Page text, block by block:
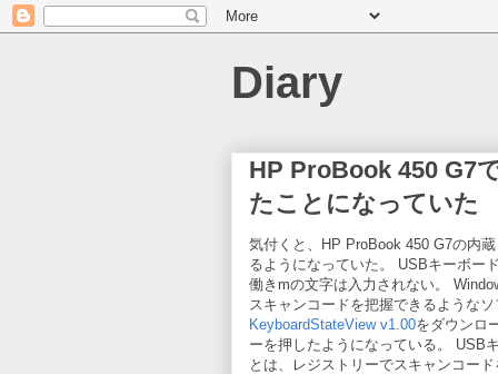
Diary
HP ProBook 450 G7
たことになっていた
気付くと、HP ProBook 450 G7の内
るようになっていた。 USBキーボー
働きmの文字は入力されない。
スキャンコードを把握できるような
KeyboardStateView v1.00をダウンロ
ーを押したようになっている。 USB
とは、レジストリーでスキャンコー